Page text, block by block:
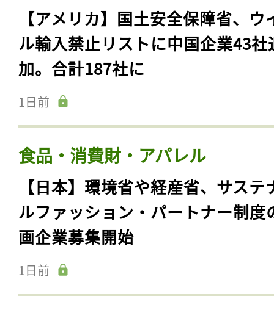
【アメリカ】国土安全保障省、ウ
ル輸入禁止リストに中国企業43社
加。合計187社に
1日前
食品・消費財・アパレル
【日本】環境省や経産省、サステ
ルファッション・パートナー制度
画企業募集開始
1日前